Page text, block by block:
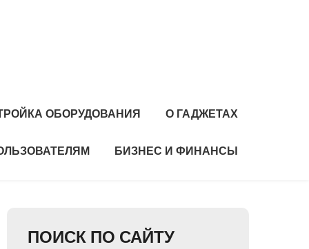
ОБОРУДОВАНИЯ О ГАДЖЕТАХ
БИЗНЕС И ФИНАНСЫ
ПОИСК ПО САЙТУ